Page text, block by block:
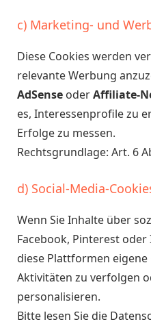
c) Marketing- und
Diese Cookies werden
relevante Werbung
AdSense oderAffiliate-
es, Interessenprofile zu
Erfolge zu messen.
Rechtsgrundlage: Art. 6
d) Social-Media-
Wenn Sie Inhalte über
Facebook, Pinterest
diese Plattformen
Aktivitäten zu verfolgen
personalisieren.
Bitte lesen Sie die